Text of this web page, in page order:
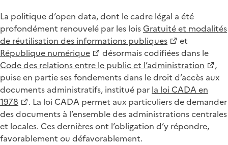
La politique d’open data, dont le cadre légal a été
profondément renouvelé par les loisGratuité et modalités
de réutilisation des informations publiques
et
République numérique
désormais codifiées dans le
Code des relations entre le public et l’administration
,
puise en partie ses fondements dans le droit d’accès aux
documents administratifs, institué par la loi CADA en
1978
. La loi CADA permet aux particuliers de demander
des documents à l’ensemble des administrations centrales
et locales. Ces dernières ont l’obligation d’y répondre,
favorablement ou défavorablement.